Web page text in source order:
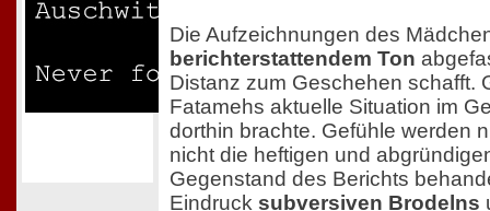
Die Aufzeichnungen des
berichterstattendem Ton
Distanz zum Geschehen schafft.
Fatamehs aktuelle Situation im
dorthin brachte. Gefühle werden
nicht die heftigen und
Gegenstand des Berichts
Eindruck subversiven Brodelns